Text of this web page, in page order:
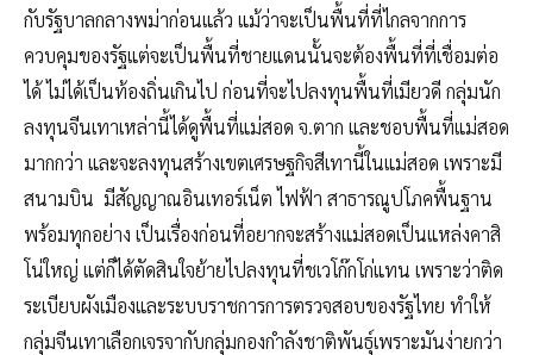
กับรัฐบาลกลางพม่าก่อนแล้ว แม้ว่าจะเป็นพื้นที่ที่ไกลจากการ
ควบคุมของรัฐแต่จะเป็นพื้นที่ชายแดนนั้นจะต้องพื้นที่ที่เชื่อมต่อ
ได้ ไม่ได้เป็นท้องถิ่นเกินไป ก่อนที่จะไปลงทุนพื้นที่เมียวดี กลุ่มนัก
ลงทุนจีนเทาเหล่านี้ได้ดูพื้นที่แม่สอด จ.ตาก และชอบพื้นที่แม่สอด
มากกว่า และจะลงทุนสร้างเขตเศรษฐกิจสีเทานี้ในแม่สอด เพราะมี
สนามบิน มีสัญญาณอินเทอร์เน็ต ไฟฟ้า สาธารณูปโภคพื้นฐาน
พร้อมทุกอย่าง เป็นเรื่องก่อนที่อยากจะสร้างแม่สอดเป็นแหล่งคาสิ
โน่ใหญ่ แต่ก็ได้ตัดสินใจย้ายไปลงทุนที่ชเวโก๊กโก่แทน เพราะว่าติด
ระเบียบผังเมืองและระบบราชการการตรวจสอบของรัฐไทย ทำให้
กลุ่มจีนเทาเลือกเจรจากับกลุ่มกองกำลังชาติพันธุ์เพราะมันง่ายกว่า